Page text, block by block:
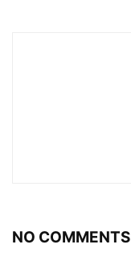
NO COMMENTS